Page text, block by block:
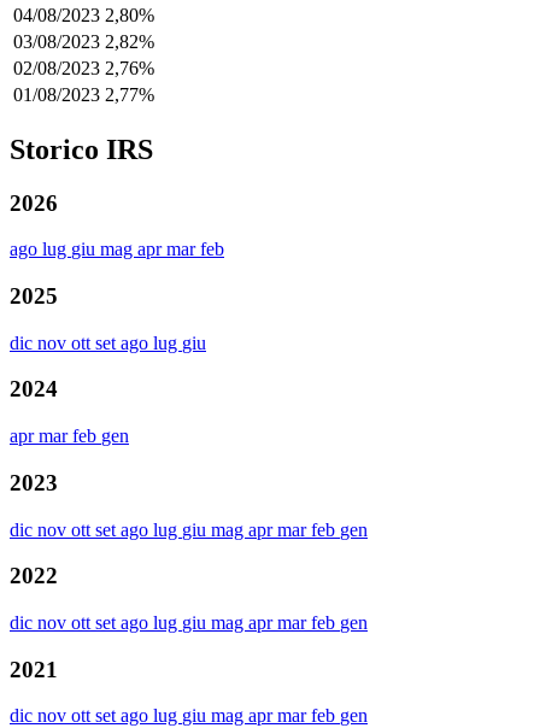
04/08/2023 2,80%
03/08/2023 2,82%
02/08/2023 2,76%
01/08/2023 2,77%
Storico IRS
2026
ago lug giu mag aprmarfeb
2025
dic nov ott set ago lug giu
2024
aprmarfeb gen
2023
dic nov ott set ago lug giu mag aprmarfeb gen
2022
dic nov ott set ago lug giu mag aprmarfeb gen
2021
dic nov ottsetago lug giu mag aprmarfeb gen